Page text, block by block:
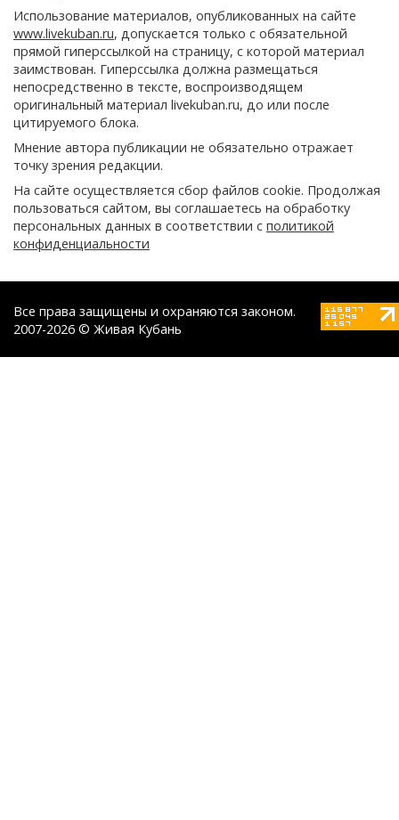
Использование материалов, опубликованных на сайте
www.livekuban.ru, допускается только с обязательной
прямой гиперссылкой на страницу, с которой материал
заимствован. Гиперссылка должна размещаться
непосредственно в тексте, воспроизводящем
оригинальный материал livekuban.ru, до или после
цитируемого блока.
Мнение автора публикации не обязательно отражает
точку зрения редакции.
На сайте осуществляется сбор файлов cookie. Продолжая
пользоваться сайтом, вы соглашаетесь на обработку
персональных данных в соответствии с политикой
конфиденциальности
Все права защищены и охраняются законом.
2007-2026 © Живая Кубань